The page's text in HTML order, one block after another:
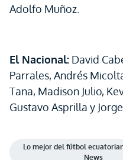
Adolfo Muñoz.
El Nacional: David
Parrales, Andrés
Tana, Madison Julio,
Gustavo Asprilla y
Lo mejor del fútbol
News